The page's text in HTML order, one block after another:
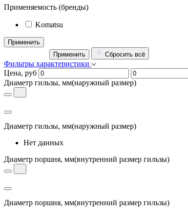
Применяемость (бренды)
Komatsu
Применить
Применить
Сбросить всё
Фильтры характеристики
Цена, руб
Диаметр гильзы, мм(наружный размер)
Диаметр гильзы, мм(наружный размер)
Нет данных
Диаметр поршня, мм(внутренний размер гильзы)
Диаметр поршня, мм(внутренний размер гильзы)